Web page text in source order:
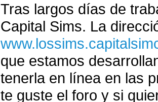
Tras largos días de
Capital Sims. La
que estamos
tenerla en línea en las
te guste el foro y si